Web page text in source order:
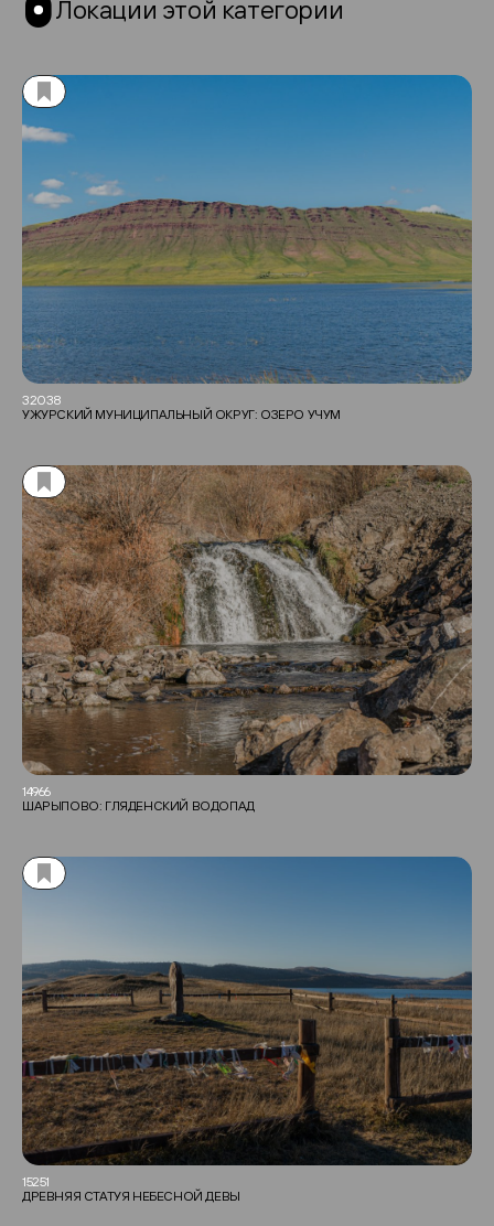
Локации этой категории
32038
УЖУРСКИЙ МУНИЦИПАЛЬНЫЙ ОКРУГ: ОЗЕРО УЧУМ
14966
ШАРЫПОВО: ГЛЯДЕНСКИЙ ВОДОПАД
15251
ДРЕВНЯЯ СТАТУЯ НЕБЕСНОЙ ДЕВЫ